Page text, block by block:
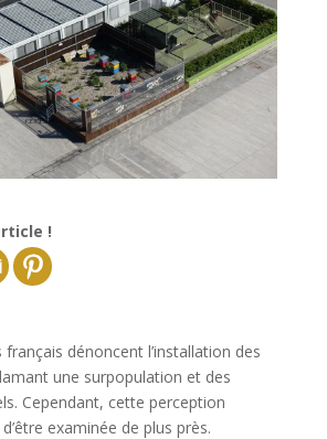
!
français dénoncent l’installation des
une surpopulation et des
Cependant, cette perception
examinée de plus près.